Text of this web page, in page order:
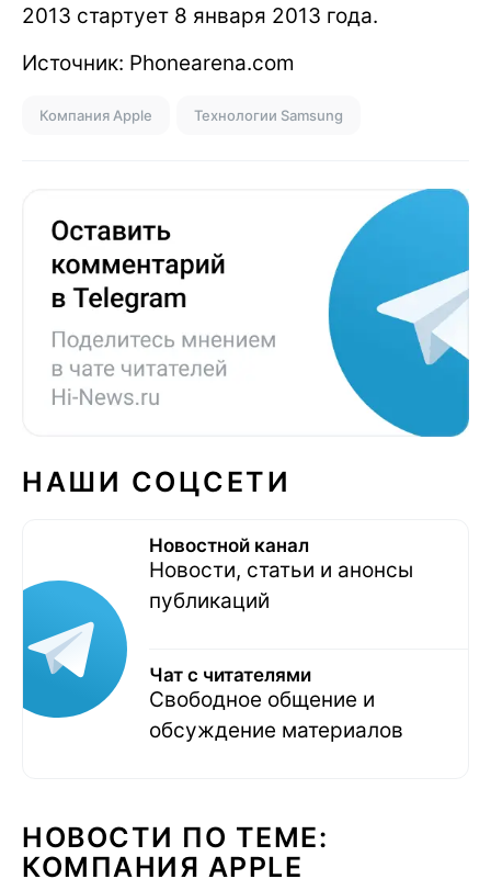
2013 стартует 8 января 2013 года.
Источник: Phonearena.com
Компания Apple Технологии Samsung
НАШИ СОЦСЕТИ
Новостной канал
Новости, статьи и анонсы
публикаций
Чат с читателями
Свободное общение и
обсуждение материалов
НОВОСТИ ПО ТЕМЕ:
КОМПАНИЯ APPLE